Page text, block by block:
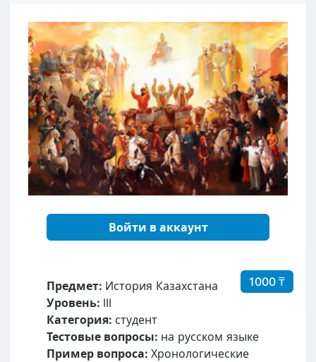
Войти в аккаунт
1000 ₸
Предмет: История Казахстана
Уровень: III
Категория: студент
Тестовые вопросы: на русском языке
Пример вопроса: Хронологические